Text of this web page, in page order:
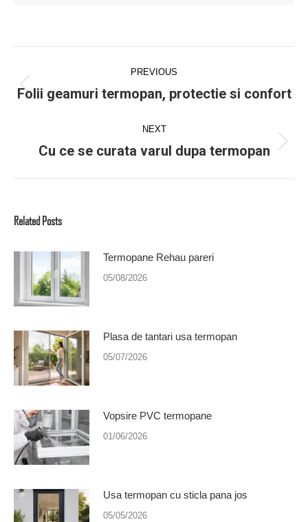
navigation
PREVIOUS
Previous
Folii geamuri termopan, protectie si confort
NEXT
Next
Cu ce se curata varul dupa termopan
Related Posts
Termopane Rehau pareri
05/08/2026
Plasa de tantari usa termopan
05/07/2026
Vopsire PVC termopane
01/06/2026
Usa termopan cu sticla pana jos
05/05/2026